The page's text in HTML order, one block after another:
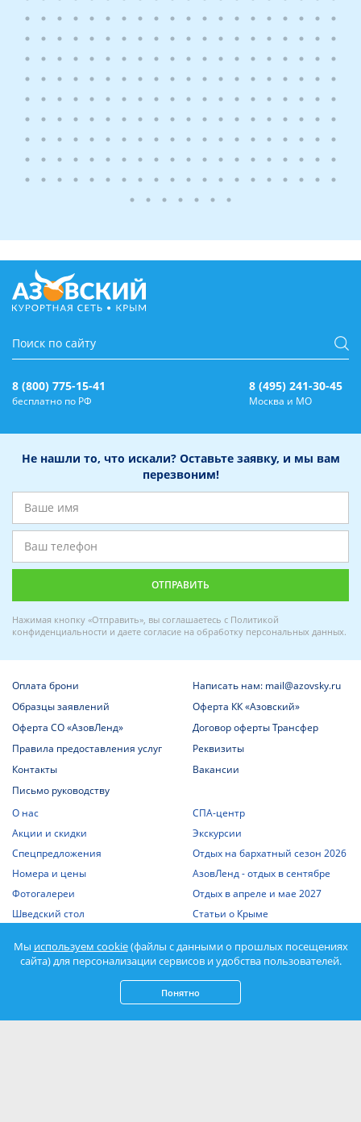
8 (800) 775-15-41
бесплатно по РФ
8 (495) 241-30-45
Москва и МО
Не нашли то, что искали? Оставьте заявку, и мы вам
перезвоним!
Нажимая кнопку «Отправить», вы соглашаетесь с Политикой
конфиденциальности и даете согласие на обработку персональных данных.
Оплата брони
Написать нам: mail@azovsky.ru
Образцы заявлений
Оферта КК «Азовский»
Оферта СО «АзовЛенд»
Договор оферты Трансфер
Правила предоставления услуг
Реквизиты
Контакты
Вакансии
Письмо руководству
О нас
Акции и скидки
Спецпредложения
Номера и цены
Фотогалереи
Шведский стол
Отдых на Азовском море
СПА-центр
Экскурсии
Отдых на бархатный сезон 2026
АзовЛенд - отдых в сентябре
Отдых в апреле и мае 2027
Статьи о Крыме
объектов классификации
Мы используем cookie(файлы с данными о прошлых посещениях
сайта) для персонализации сервисов и удобства пользователей.
Понятно